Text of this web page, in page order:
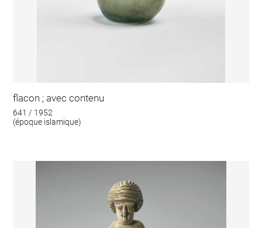
flacon ; avec contenu
641 / 1952
(époque islamique)